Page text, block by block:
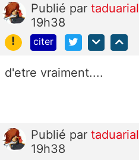
Publié par taduarial
19h38
!
citer
d'etre vraiment....
Publié par taduarial
19h38